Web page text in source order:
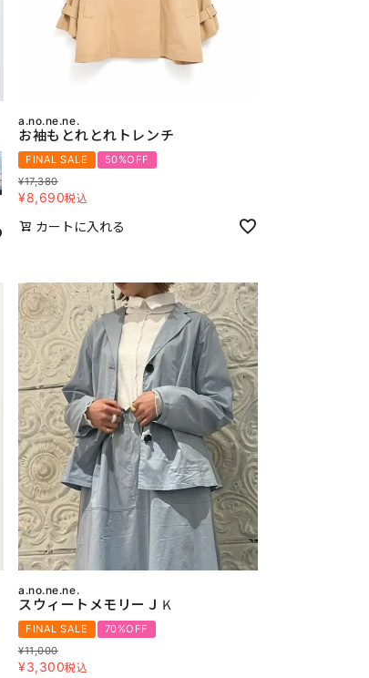
a.no.ne.ne.
お袖もとれとれトレンチ
FINAL SALE
50%OFF
¥17,380
¥8,690税込
カートに入れる
a.no.ne.ne.
スウィートメモリーＪＫ
FINAL SALE
70%OFF
¥11,000
¥3,300税込